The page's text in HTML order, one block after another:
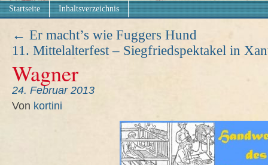
Startseite Inhaltsverzeichnis
← Er macht’s wie Fuggers Hund
11. Mittelalterfest – Siegfriedspektakel in
Wagner
24. Februar 2013
Von kortini